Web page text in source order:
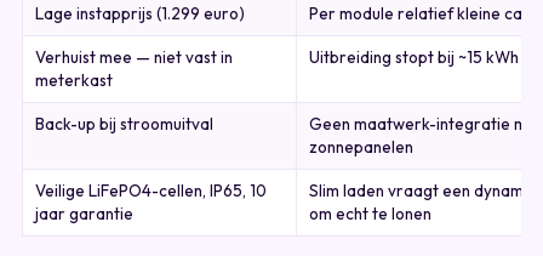
Lage instapprijs (1.299 euro) Per module relatief kleine
Verhuist mee — niet vast in
meterkast
Uitbreiding stopt bij ~15 kWh
Back-up bij stroomuitval
Geen maatwerk-integratie
zonnepanelen
Veilige LiFePO4-cellen, IP65, 10
jaar garantie
Slim laden vraagt een
om echt te lonen